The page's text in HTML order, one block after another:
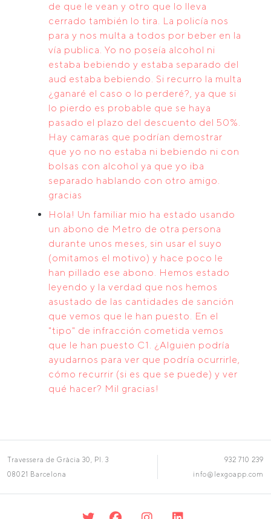
de que le vean y otro que lo lleva
cerrado también lo tira. La policía nos
para y nos multa a todos por beber en la
vía publica. Yo no poseía alcohol ni
estaba bebiendo y estaba separado del
aud estaba bebiendo. Si recurro la multa
¿ganaré el caso o lo perderé?, ya que si
lo pierdo es probable que se haya
pasado el plazo del descuento del 50%.
Hay camaras que podrían demostrar
que yo no no estaba ni bebiendo ni con
bolsas con alcohol ya que yo iba
separado hablando con otro amigo.
gracias
Hola! Un familiar mio ha estado usando
un abono de Metro de otra persona
durante unos meses, sin usar el suyo
(omitamos el motivo) y hace poco le
han pillado ese abono. Hemos estado
leyendo y la verdad que nos hemos
asustado de las cantidades de sanción
que vemos que le han puesto. En el
"tipo" de infracción cometida vemos
que le han puesto C1. ¿Alguien podría
ayudarnos para ver que podría ocurrirle,
cómo recurrir (si es que se puede) y ver
qué hacer? Mil gracias!
Travessera de Gràcia 30, Pl. 3
08021 Barcelona
932 710 239
info@lexgoapp.com